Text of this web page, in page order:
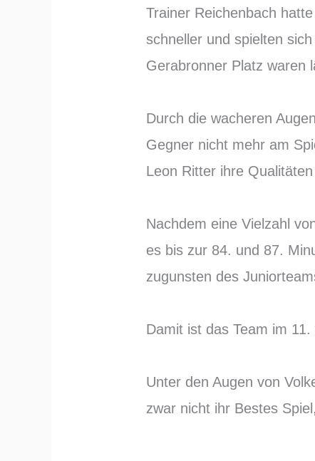
Trainer Reichenbach
schneller und spielten
Gerabronner Platz waren
Durch die wacheren
Gegner nicht mehr am
Leon Ritter ihre
Nachdem eine Vielzahl
es bis zur 84. und 87.
zugunsten des
Damit ist das Team im
Unter den Augen von
zwar nicht ihr Bestes